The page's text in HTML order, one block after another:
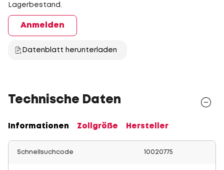
Lagerbestand.
Anmelden
Datenblatt herunterladen
Technische Daten
Informationen Zollgröße Hersteller
Schnellsuchcode 10020775